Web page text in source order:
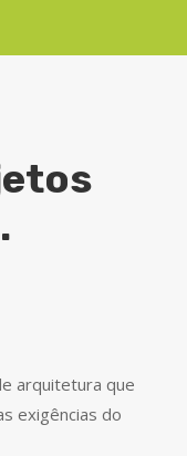
arquitetura que
exigências do